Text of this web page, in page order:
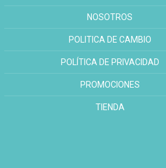
NOSOTROS
POLITICA DE CAMBIO
POLÍTICA DE PRIVACIDAD
PROMOCIONES
TIENDA